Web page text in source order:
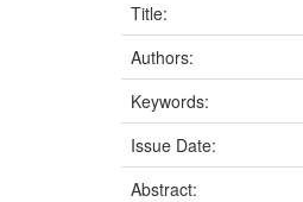
Title:
Authors:
Keywords:
Issue Date:
Abstract: